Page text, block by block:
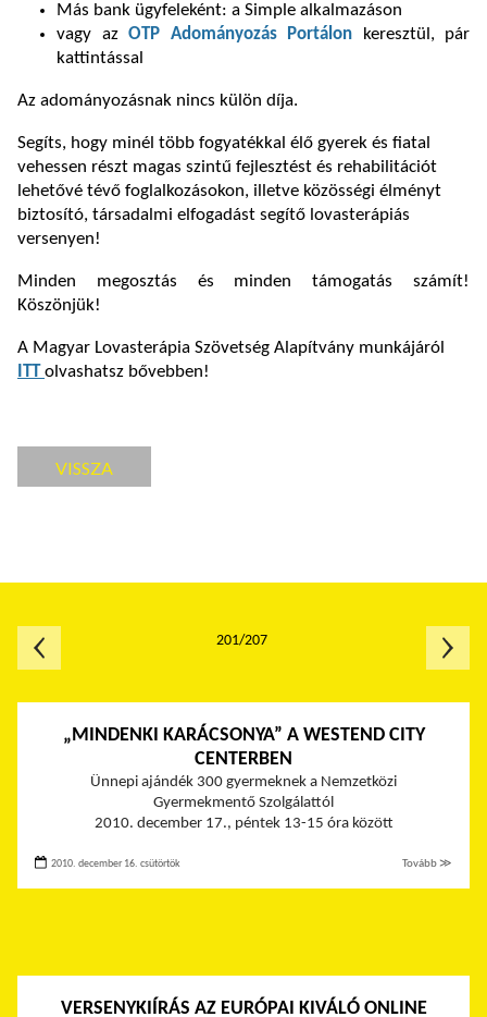
Más bank ügyfeleként: a Simple alkalmazáson
vagy az OTP Adományozás Portálon keresztül, pár
kattintással
Az adományozásnak nincs külön díja.
Segíts, hogy minél több fogyatékkal élő gyerek és fiatal
vehessen részt magas szintű fejlesztést és rehabilitációt
lehetővé tévő foglalkozásokon, illetve közösségi élményt
biztosító, társadalmi elfogadást segítő lovasterápiás
versenyen!
Minden megosztás és minden támogatás számít!
Köszönjük!
A Magyar Lovasterápia Szövetség Alapítvány munkájáról
ITTolvashatsz bővebben!
VISSZA
„MINDENKI KARÁCSONYA” A WESTEND CITY
CENTERBEN
Ünnepi ajándék 300 gyermeknek a Nemzetközi
Gyermekmentő Szolgálattól
2010. december 17., péntek 13-15 óra között
2010. december 16. csütörtök Tovább ≫
VERSENYKIÍRÁS AZ EURÓPAI KIVÁLÓ ONLINE
201/207